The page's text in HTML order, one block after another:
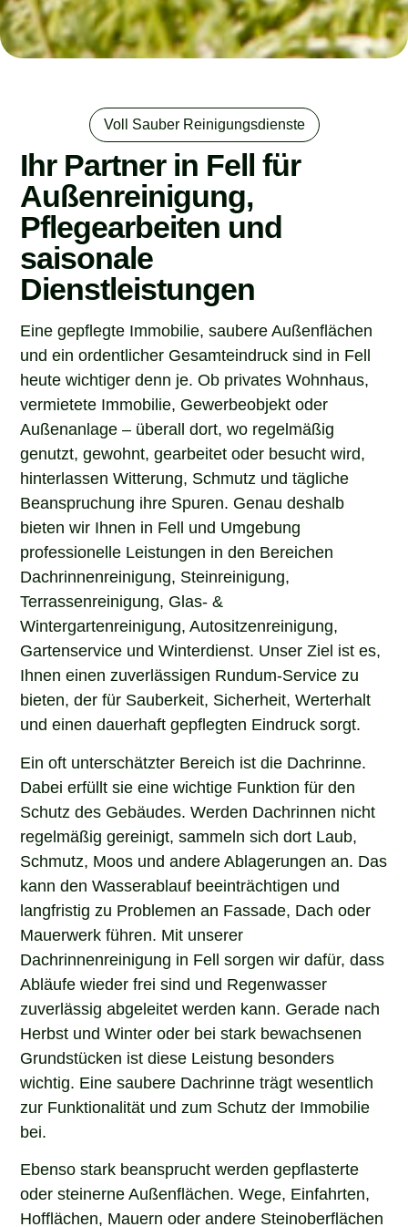
Voll Sauber Reinigungsdienste
Ihr Partner in Fell für
Außenreinigung,
Pflegearbeiten und
saisonale
Dienstleistungen
Eine gepflegte Immobilie, saubere Außenflächen
und ein ordentlicher Gesamteindruck sind in Fell
heute wichtiger denn je. Ob privates Wohnhaus,
vermietete Immobilie, Gewerbeobjekt oder
Außenanlage – überall dort, wo regelmäßig
genutzt, gewohnt, gearbeitet oder besucht wird,
hinterlassen Witterung, Schmutz und tägliche
Beanspruchung ihre Spuren. Genau deshalb
bieten wir Ihnen in Fell und Umgebung
professionelle Leistungen in den Bereichen
Dachrinnenreinigung, Steinreinigung,
Terrassenreinigung, Glas- &
Wintergartenreinigung, Autositzenreinigung,
Gartenservice und Winterdienst. Unser Ziel ist es,
Ihnen einen zuverlässigen Rundum-Service zu
bieten, der für Sauberkeit, Sicherheit, Werterhalt
und einen dauerhaft gepflegten Eindruck sorgt.
Ein oft unterschätzter Bereich ist die Dachrinne.
Dabei erfüllt sie eine wichtige Funktion für den
Schutz des Gebäudes. Werden Dachrinnen nicht
regelmäßig gereinigt, sammeln sich dort Laub,
Schmutz, Moos und andere Ablagerungen an. Das
kann den Wasserablauf beeinträchtigen und
langfristig zu Problemen an Fassade, Dach oder
Mauerwerk führen. Mit unserer
Dachrinnenreinigung in Fell sorgen wir dafür, dass
Abläufe wieder frei sind und Regenwasser
zuverlässig abgeleitet werden kann. Gerade nach
Herbst und Winter oder bei stark bewachsenen
Grundstücken ist diese Leistung besonders
wichtig. Eine saubere Dachrinne trägt wesentlich
zur Funktionalität und zum Schutz der Immobilie
bei.
Ebenso stark beansprucht werden gepflasterte
oder steinerne Außenflächen. Wege, Einfahrten,
Hofflächen, Mauern oder andere Steinoberflächen